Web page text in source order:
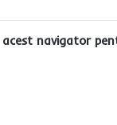
navigator